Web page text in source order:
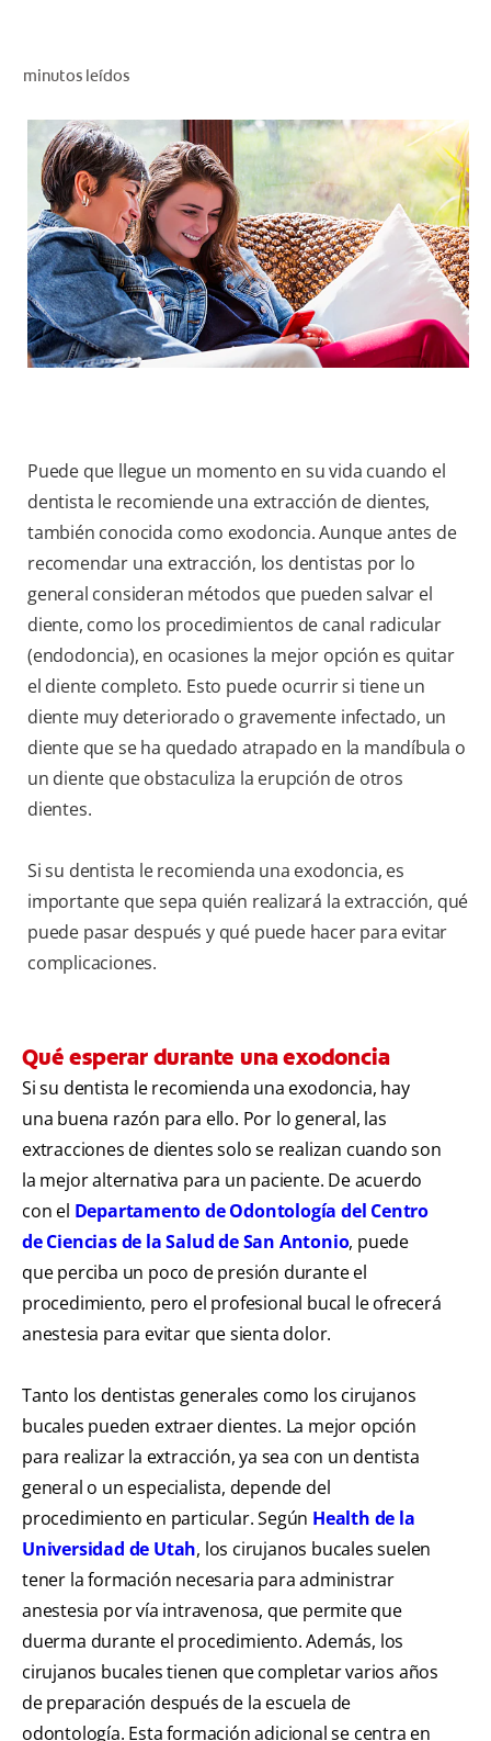
PROMOCIONES
PA (ES)
SUSCRÍBASE
minutos leídos
Puede que llegue un momento en su vida cuando el
dentista le recomiende una extracción de dientes,
también conocida como exodoncia. Aunque antes de
recomendar una extracción, los dentistas por lo
general consideran métodos que pueden salvar el
diente, como los procedimientos de canal radicular
(endodoncia), en ocasiones la mejor opción es quitar
el diente completo. Esto puede ocurrir si tiene un
diente muy deteriorado o gravemente infectado, un
diente que se ha quedado atrapado en la mandíbula o
un diente que obstaculiza la erupción de otros
dientes.
Si su dentista le recomienda una exodoncia, es
importante que sepa quién realizará la extracción, qué
puede pasar después y qué puede hacer para evitar
complicaciones.
Qué esperar durante una exodoncia
Si su dentista le recomienda una exodoncia, hay
una buena razón para ello. Por lo general, las
extracciones de dientes solo se realizan cuando son
la mejor alternativa para un paciente. De acuerdo
con el Departamento de Odontología del Centro
de Ciencias de la Salud de San Antonio, puede
que perciba un poco de presión durante el
procedimiento, pero el profesional bucal le ofrecerá
anestesia para evitar que sienta dolor.
Tanto los dentistas generales como los cirujanos
bucales pueden extraer dientes. La mejor opción
para realizar la extracción, ya sea con un dentista
general o un especialista, depende del
procedimiento en particular. Según Health de la
Universidad de Utah, los cirujanos bucales suelen
tener la formación necesaria para administrar
anestesia por vía intravenosa, que permite que
duerma durante el procedimiento. Además, los
cirujanos bucales tienen que completar varios años
de preparación después de la escuela de
odontología. Esta formación adicional se centra en